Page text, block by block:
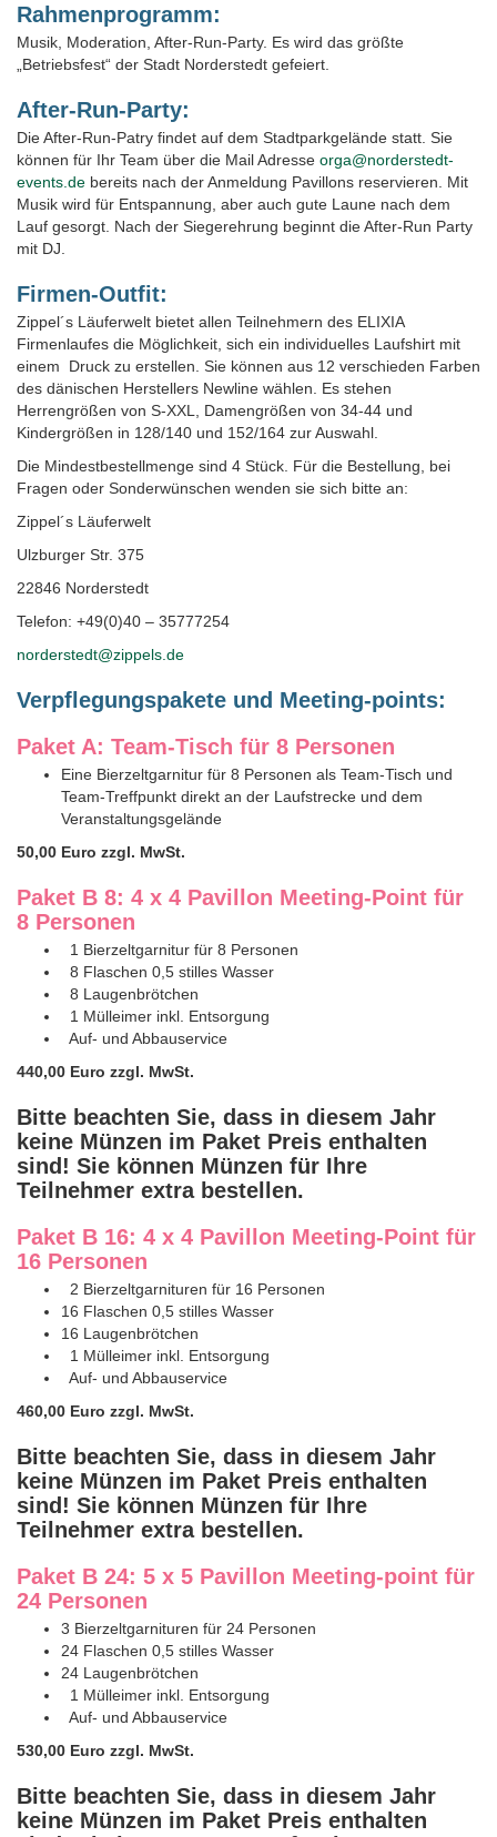
Rahmenprogramm:
Musik, Moderation, After-Run-Party. Es wird das größte
„Betriebsfest“ der Stadt Norderstedt gefeiert.
After-Run-Party:
Die After-Run-Patry findet auf dem Stadtparkgelände statt. Sie
können für Ihr Team über die Mail Adresse orga@norderstedt-
events.de bereits nach der Anmeldung Pavillons reservieren. Mit
Musik wird für Entspannung, aber auch gute Laune nach dem
Lauf gesorgt. Nach der Siegerehrung beginnt die After-Run Party
mit DJ.
Firmen-Outfit:
Zippel´s Läuferwelt bietet allen Teilnehmern des ELIXIA
Firmenlaufes die Möglichkeit, sich ein individuelles Laufshirt mit
einem Druck zu erstellen. Sie können aus 12 verschieden Farben
des dänischen Herstellers Newline wählen. Es stehen
Herrengrößen von S-XXL, Damengrößen von 34-44 und
Kindergrößen in 128/140 und 152/164 zur Auswahl.
Die Mindestbestellmenge sind 4 Stück. Für die Bestellung, bei
Fragen oder Sonderwünschen wenden sie sich bitte an:
Zippel´s Läuferwelt
Ulzburger Str. 375
22846 Norderstedt
Telefon: +49(0)40 – 35777254
norderstedt@zippels.de
Verpflegungspakete und Meeting-points:
Paket A: Team-Tisch für 8 Personen
Eine Bierzeltgarnitur für 8 Personen als Team-Tisch und
Team-Treffpunkt direkt an der Laufstrecke und dem
Veranstaltungsgelände
50,00 Euro zzgl. MwSt.
Paket B 8: 4 x 4 Pavillon Meeting-Point für
8 Personen
1 Bierzeltgarnitur für 8 Personen
8 Flaschen 0,5 stilles Wasser
8 Laugenbrötchen
1 Mülleimer inkl. Entsorgung
Auf- und Abbauservice
440,00 Euro zzgl. MwSt.
Bitte beachten Sie, dass in diesem Jahr
keine Münzen im Paket Preis enthalten
sind! Sie können Münzen für Ihre
Teilnehmer extra bestellen.
Paket B 16: 4 x 4 Pavillon Meeting-Point für
16 Personen
2 Bierzeltgarnituren für 16 Personen
16 Flaschen 0,5 stilles Wasser
16 Laugenbrötchen
1 Mülleimer inkl. Entsorgung
Auf- und Abbauservice
460,00 Euro zzgl. MwSt.
Bitte beachten Sie, dass in diesem Jahr
keine Münzen im Paket Preis enthalten
sind! Sie können Münzen für Ihre
Teilnehmer extra bestellen.
Paket B 24: 5 x 5 Pavillon Meeting-point für
24 Personen
3 Bierzeltgarnituren für 24 Personen
24 Flaschen 0,5 stilles Wasser
24 Laugenbrötchen
1 Mülleimer inkl. Entsorgung
Auf- und Abbauservice
530,00 Euro zzgl. MwSt.
Bitte beachten Sie, dass in diesem Jahr
keine Münzen im Paket Preis enthalten